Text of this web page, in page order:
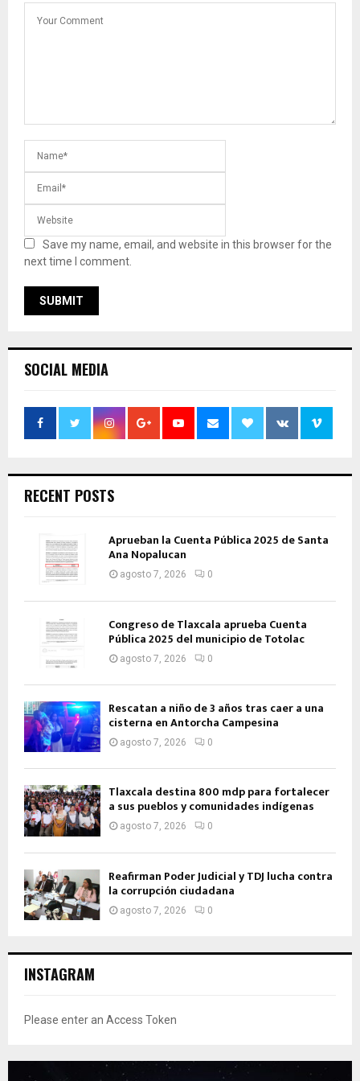
Save my name, email, and website in this browser for the
next time I comment.
SOCIAL MEDIA
RECENT POSTS
Aprueban la Cuenta Pública 2025 de Santa
Ana Nopalucan
agosto 7, 2026 0
Congreso de Tlaxcala aprueba Cuenta
Pública 2025 del municipio de Totolac
agosto 7, 2026 0
Rescatan a niño de 3 años tras caer a una
cisterna en Antorcha Campesina
agosto 7, 2026 0
Tlaxcala destina 800 mdp para fortalecer
a sus pueblos y comunidades indígenas
agosto 7, 2026 0
Reafirman Poder Judicial y TDJ lucha contra
la corrupción ciudadana
agosto 7, 2026 0
INSTAGRAM
Please enter an Access Token